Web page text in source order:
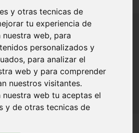
y otras tecnicas de
tu experiencia de
nuestra web, para
personalizados y
para analizar el
web y para comprender
nuestros visitantes.
nuestra web tu aceptas el
y de otras tecnicas de
AMIGO
de Tenerife Carlos Fuentes